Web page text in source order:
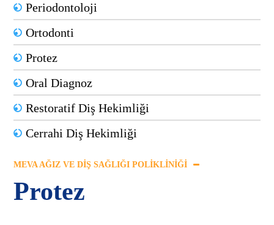
Periodontoloji
Ortodonti
Protez
Oral Diagnoz
Restoratif Diş Hekimliği
Cerrahi Diş Hekimliği
MEVA AĞIZ VE DIŞ SAĞLIĞI POLIKLINIĞI
Protez